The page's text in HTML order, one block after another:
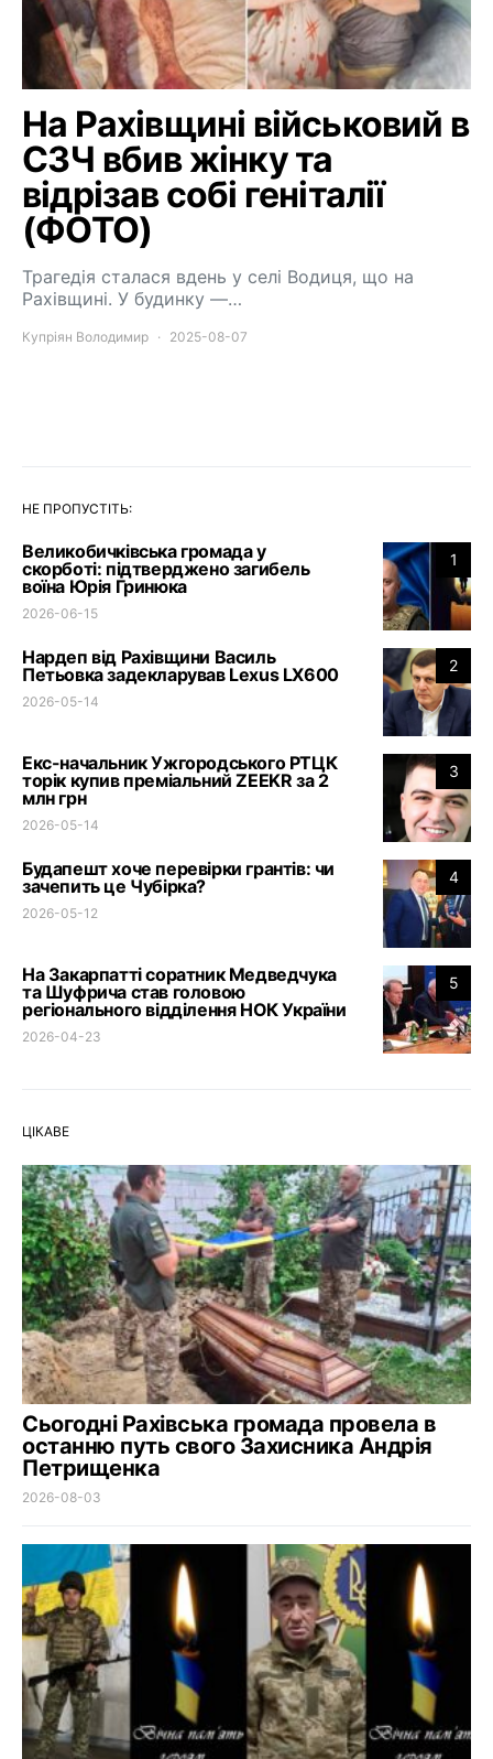
На Рахівщині військовий в
СЗЧ вбив жінку та
відрізав собі геніталії
(ФОТО)
Трагедія сталася вдень у селі Водиця, що на
Рахівщині. У будинку —…
Купріян Володимир 2025-08-07
НЕ ПРОПУСТІТЬ:
1
Великобичківська громада у
скорботі: підтверджено загибель
воїна Юрія Гринюка
2026-06-15
2
Нардеп від Рахівщини Василь
Петьовка задекларував Lexus LX600
2026-05-14
3
Екс-начальник Ужгородського РТЦК
торік купив преміальний ZEEKR за 2
млн грн
2026-05-14
4
Будапешт хоче перевірки грантів: чи
зачепить це Чубірка?
2026-05-12
5
На Закарпатті соратник Медведчука
та Шуфрича став головою
регіонального відділення НОК України
2026-04-23
ЦІКАВЕ
Сьогодні Рахівська громада провела в
останню путь свого Захисника Андрія
Петрищенка
2026-08-03